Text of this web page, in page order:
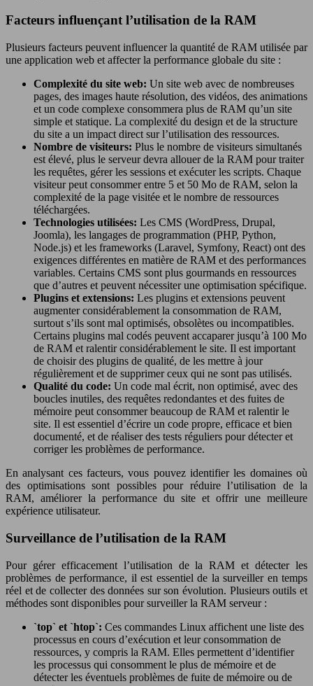
Facteurs influençant l’utilisation de la RAM
Plusieurs facteurs peuvent influencer la quantité de RAM utilisée par
une application web et affecter la performance globale du site :
Complexité du site web: Un site web avec de nombreuses
pages, des images haute résolution, des vidéos, des animations
et un code complexe consommera plus de RAM qu’un site
simple et statique. La complexité du design et de la structure
du site a un impact direct sur l’utilisation des ressources.
Nombre de visiteurs: Plus le nombre de visiteurs simultanés
est élevé, plus le serveur devra allouer de la RAM pour traiter
les requêtes, gérer les sessions et exécuter les scripts. Chaque
visiteur peut consommer entre 5 et 50 Mo de RAM, selon la
complexité de la page visitée et le nombre de ressources
téléchargées.
Technologies utilisées: Les CMS (WordPress, Drupal,
Joomla), les langages de programmation (PHP, Python,
Node.js) et les frameworks (Laravel, Symfony, React) ont des
exigences différentes en matière de RAM et des performances
variables. Certains CMS sont plus gourmands en ressources
que d’autres et peuvent nécessiter une optimisation spécifique.
Plugins et extensions: Les plugins et extensions peuvent
augmenter considérablement la consommation de RAM,
surtout s’ils sont mal optimisés, obsolètes ou incompatibles.
Certains plugins mal codés peuvent accaparer jusqu’à 100 Mo
de RAM et ralentir considérablement le site. Il est important
de choisir des plugins de qualité, de les mettre à jour
régulièrement et de supprimer ceux qui ne sont pas utilisés.
Qualité du code: Un code mal écrit, non optimisé, avec des
boucles inutiles, des requêtes redondantes et des fuites de
mémoire peut consommer beaucoup de RAM et ralentir le
site. Il est essentiel d’écrire un code propre, efficace et bien
documenté, et de réaliser des tests réguliers pour détecter et
corriger les problèmes de performance.
En analysant ces facteurs, vous pouvez identifier les domaines où
des optimisations sont possibles pour réduire l’utilisation de la
RAM, améliorer la performance du site et offrir une meilleure
expérience utilisateur.
Surveillance de l’utilisation de la RAM
Pour gérer efficacement l’utilisation de la RAM et détecter les
problèmes de performance, il est essentiel de la surveiller en temps
réel et de collecter des données sur son évolution. Plusieurs outils et
méthodes sont disponibles pour surveiller la RAM serveur :
`top` et `htop`: Ces commandes Linux affichent une liste des
processus en cours d’exécution et leur consommation de
ressources, y compris la RAM. Elles permettent d’identifier
les processus qui consomment le plus de mémoire et de
détecter les éventuels problèmes de fuite de mémoire ou de